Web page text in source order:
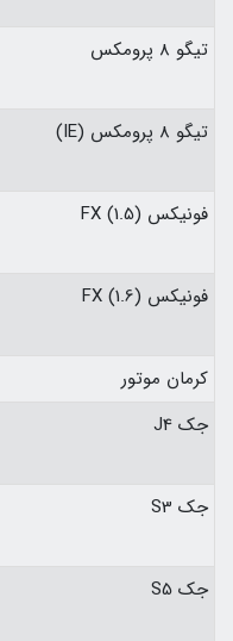
تیگو 8 پرومکس
تیگو 8 پرومکس (IE)
فونیکس FX (1.5)
فونیکس FX (1.6)
کرمان موتور
جک J4
جک S3
جک S5